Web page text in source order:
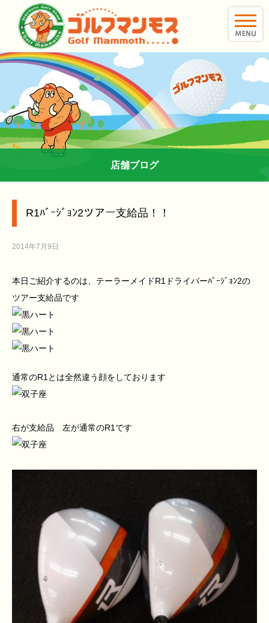
店舗ブログ
R1ﾊﾞｰｼﾞｮﾝ2ツアー支給品！！
2014年7月9日
本日ご紹介するのは、テーラーメイドR1ドライバーﾊﾞｰｼﾞｮﾝ2の
ツアー支給品です
通常のR1とは全然違う顔をしております
右が支給品 左が通常のR1です